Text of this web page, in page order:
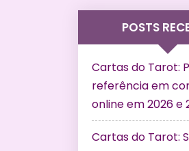
POSTS
Cartas do Tarot:
referência em
online em 2026 e
Cartas do Tarot: